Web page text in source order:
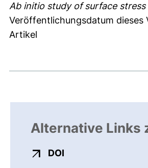
Ab initio study of surface
Veröffentlichungsdatum dieses
Artikel
Alternative Links
DOI